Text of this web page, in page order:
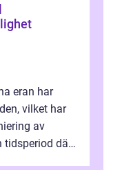
eran har
vilket har
av
tidsperiod där